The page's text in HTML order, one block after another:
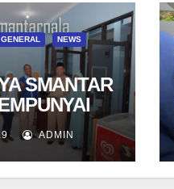
GENERAL NEWS
SMANTAR
ADMIN